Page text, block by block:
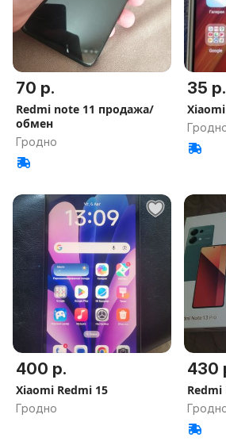
70 р.
Redmi note 11 продажа/
обмен
Гродно
35 р.
400 р.
Xiaomi Redmi 15
Гродно
430
Redmi